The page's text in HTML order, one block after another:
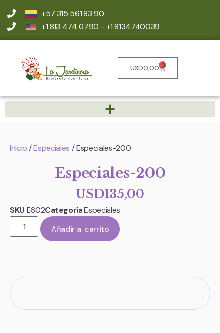
+57 315 561 83 90
+1 813 474 0790 - +1 8134740039
USD0,00 0
Inicio /Especiales / Especiales-200
Especiales-200
USD135,00
SKU E602CategoríaEspeciales
Añadir al carrito